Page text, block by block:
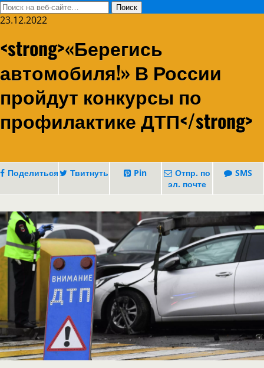
23.12.2022
<strong>«Берегись
автомобиля!» В России
пройдут конкурсы по
профилактике ДТП</strong>
Поделиться Твитнуть Pin
Отпр. по
эл. почте
SMS